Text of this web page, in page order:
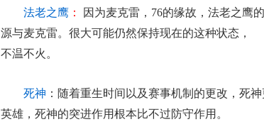
法老之鹰 ：
因为麦克雷，76的缘故，法老之鹰
源与麦克雷。很大可能仍然保持现在的这种状态，
不温不火。
死神 ：随着重生时间以及赛事机制的更改，死
英雄，死神的突进作用根本比不过防守作用。